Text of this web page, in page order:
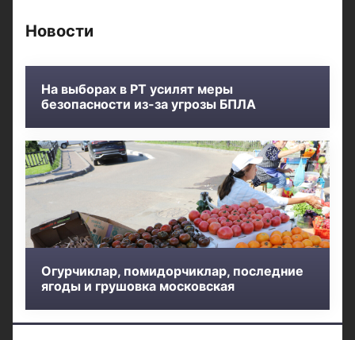
Новости
На выборах в РТ усилят меры
безопасности из-за угрозы БПЛА
Огурчиклар, помидорчиклар, последние
ягоды и грушовка московская